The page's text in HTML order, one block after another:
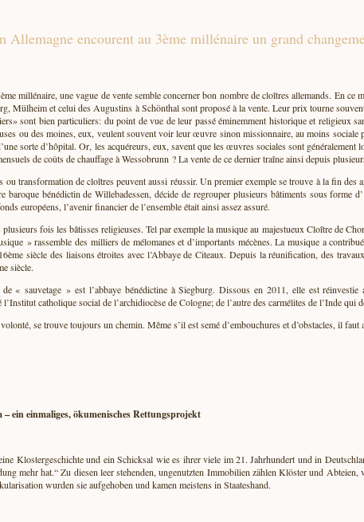
Allemagne encourent au 3ème millénaire un grand
millénaire, une vague de vente semble concerner bon nombre de cloîtres allemands. En
Mülheim et celui des Augustins à Schönthal sont proposé à la vente. Leur prix tourne
sont bien particuliers: du point de vue de leur passé éminemment historique et religieux
ou des moines, eux, veulent souvent voir leur œuvre sinon missionnaire, au moins
sorte d’hôpital. Or, les acquéreurs, eux, savent que les œuvres sociales sont
de coûts de chauffage à Wessobrunn ? La vente de ce dernier traîne ainsi depuis
ou transformation de cloîtres peuvent aussi réussir. Un premier exemple se trouve à la fin
baroque bénédictin de Willebadessen, décide de regrouper plusieurs bâtiments sous forme
européens, l’avenir financier de l’ensemble était ainsi assez assuré.
plusieurs fois les bâtisses religieuses. Tel par exemple la musique au majestueux Cloître de
» rassemble des milliers de mélomanes et d’importants mécènes. La musique a
siècle des liaisons étroites avec l’Abbaye de Citeaux. Depuis la réunification, des
siècle.
« sauvetage » est l’abbaye bénédictine à Siegburg. Dissous en 2011, elle est
l’Institut catholique social de l’archidiocèse de Cologne; de l’autre des carmélites de l’Inde qui
se trouve toujours un chemin. Même s’il est semé d’embouchures et d’obstacles, il
– ein einmaliges, ökumenisches Rettungsprojekt
Klostergeschichte und ein Schicksal wie es ihrer viele im 21. Jahrhundert und in
mehr hat.“ Zu diesen leer stehenden, ungenutzten Immobilien zählen Klöster und
wurden sie aufgehoben und kamen meistens in Staateshand.